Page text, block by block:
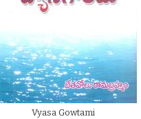
Vyasa Gowtami